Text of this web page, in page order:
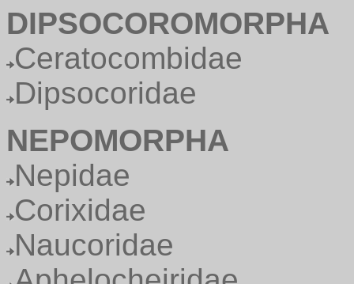
DIPSOCOROMORPHA
Ceratocombidae
Dipsocoridae
NEPOMORPHA
Nepidae
Corixidae
Naucoridae